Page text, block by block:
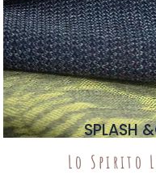
SPLASH
Lo Spirito